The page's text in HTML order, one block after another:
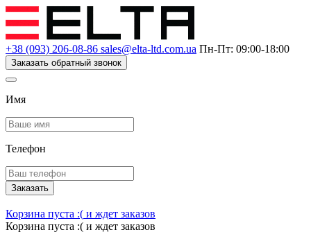
+38 (093) 206-08-86 sales@elta-ltd.com.ua Пн-Пт: 09:00-18:00
Заказать обратный звонок
Имя
Телефон
Заказать
Корзина пуста :( и ждет заказов
Корзина пуста :( и ждет заказов